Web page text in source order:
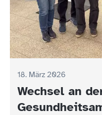
18. März 2026
Wechsel an